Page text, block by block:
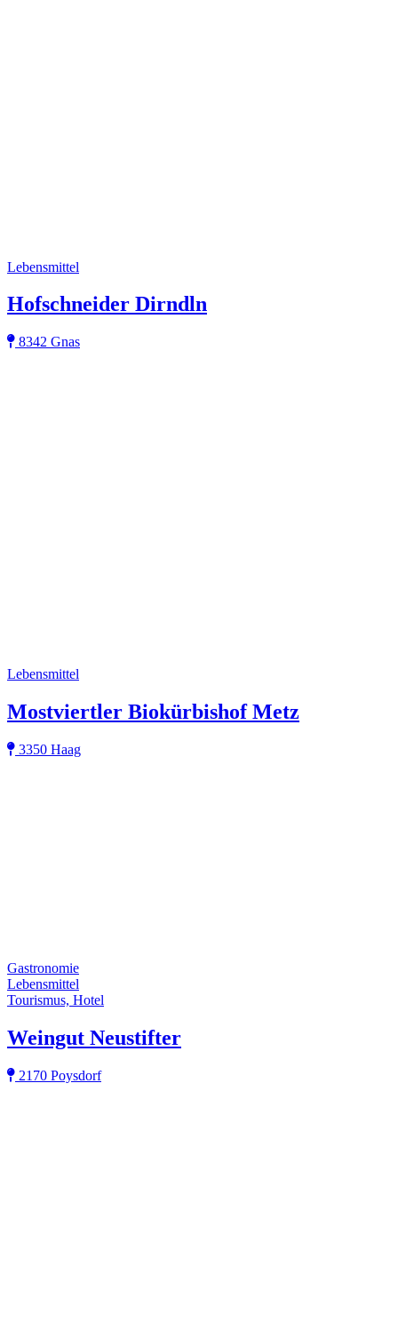
Lebensmittel
Hofschneider Dirndln
8342 Gnas
Lebensmittel
Mostviertler Biokürbishof Metz
3350 Haag
Gastronomie
Lebensmittel
Tourismus, Hotel
Weingut Neustifter
2170 Poysdorf